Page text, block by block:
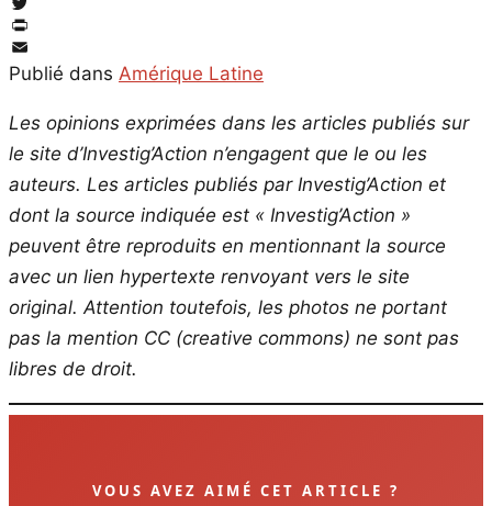
Twitter
PrintFriendly
Email
Publié dans Amérique Latine
Les opinions exprimées dans les articles publiés sur
le site d’Investig’Action n’engagent que le ou les
auteurs. Les articles publiés par Investig’Action et
dont la source indiquée est « Investig’Action »
peuvent être reproduits en mentionnant la source
avec un lien hypertexte renvoyant vers le site
original. Attention toutefois, les photos ne portant
pas la mention CC (creative commons) ne sont pas
libres de droit.
VOUS AVEZ AIMÉ CET ARTICLE ?